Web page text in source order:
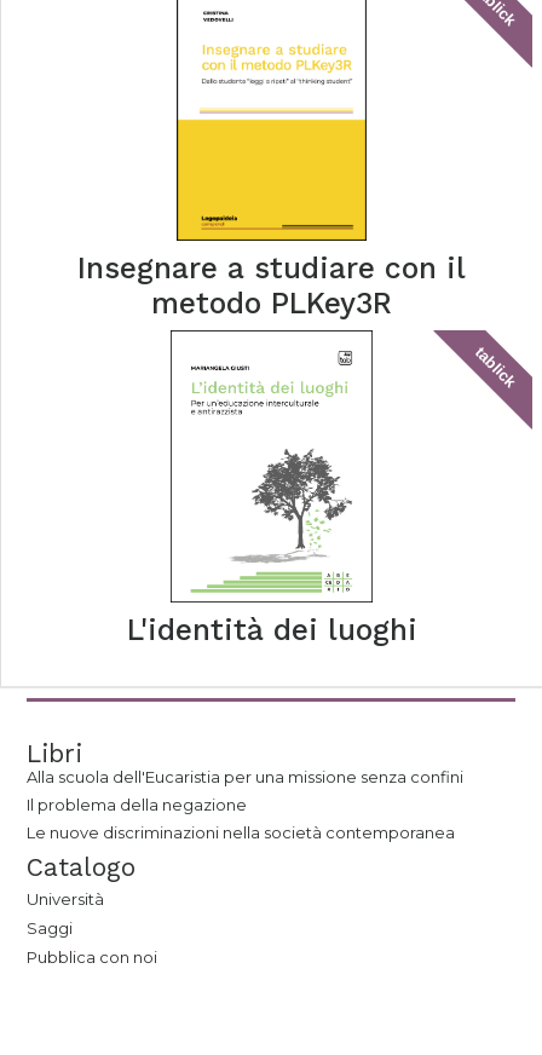
Insegnare a studiare con il
metodo PLKey3R
tablick
L'identità dei luoghi
Libri
Alla scuola dell'Eucaristia per una missione senza confini
Il problema della negazione
Le nuove discriminazioni nella società contemporanea
Catalogo
Università
Saggi
Pubblica con noi